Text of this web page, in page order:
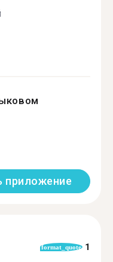
приложение
format_quote 1